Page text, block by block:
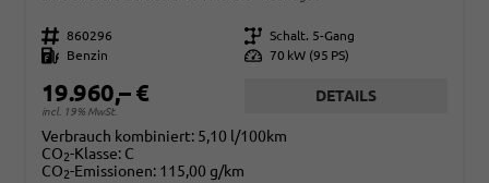
Fahrzeugnr. 860296 Getriebe Schalt. 5-Gang
Kraftstoff
Benzin Leistung 70 kW (95 PS)
19.960,– €
incl. 19% MwSt.
DETAILS
Verbrauch kombiniert: 5,10 l/100km
CO2-Klasse: C
CO2-Emissionen: 115,00 g/km